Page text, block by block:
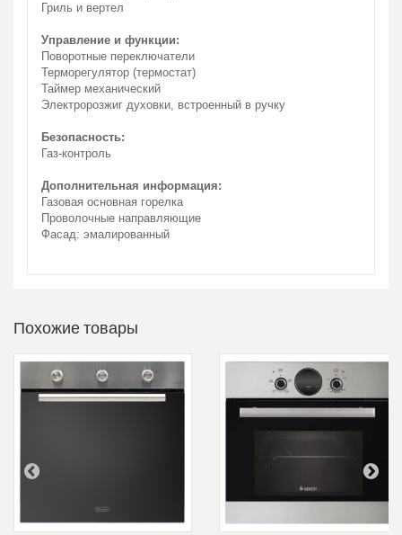
Гриль и вертел
Управление и функции:
Поворотные переключатели
Терморегулятор (термостат)
Таймер механический
Электророзжиг духовки, встроенный в ручку
Безопасность:
Газ-контроль
Дополнительная информация:
Газовая основная горелка
Проволочные направляющие
Фасад: эмалированный
Похожие товары